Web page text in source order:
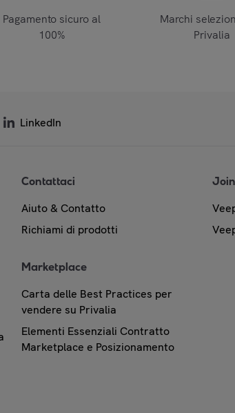
Pagamento sicuro al
100%
Marchi
Privalia
LinkedIn
Contattaci
Aiuto & Contatto
Richiami di prodotti
Marketplace
Carta delle Best Practices per
vendere su Privalia
Elementi Essenziali Contratto
Marketplace e Posizionamento